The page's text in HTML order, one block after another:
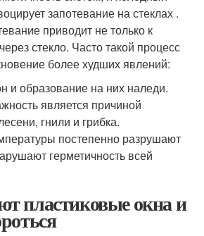
запотевание на стеклах .
приводит не только к
стекло. Часто такой процесс
более худших явлений:
и образование на них наледи.
является причиной
гнили и грибка.
постепенно разрушают
герметичность всей
пластиковые окна и